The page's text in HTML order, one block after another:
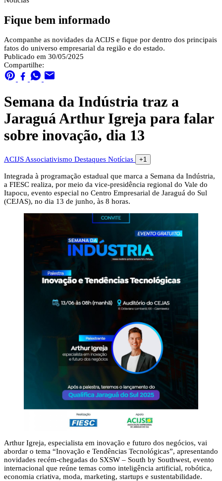
Fique bem informado
Acompanhe as novidades da ACIJS e fique por dentro dos principais
fatos do universo empresarial da região e do estado.
Publicado em 30/05/2025
Compartilhe:
Semana da Indústria traz a
Jaraguá Arthur Igreja para falar
sobre inovação, dia 13
ACIJS Associativismo Destaques Notícias +1
Integrada à programação estadual que marca a Semana da Indústria,
a FIESC realiza, por meio da vice-presidência regional do Vale do
Itapocu, evento especial no Centro Empresarial de Jaraguá do Sul
(CEJAS), no dia 13 de junho, às 8 horas.
Arthur Igreja, especialista em inovação e futuro dos negócios, vai
abordar o tema “Inovação e Tendências Tecnológicas”, apresentando
novidades recém-chegadas do SXSW – South by Southwest, evento
internacional que reúne temas como inteligência artificial, robótica,
economia criativa, moda, marketing, startups e sustentabilidade.